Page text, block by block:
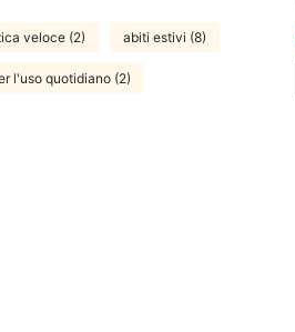
veloce (2) abiti estivi (8)
l'uso quotidiano (2)